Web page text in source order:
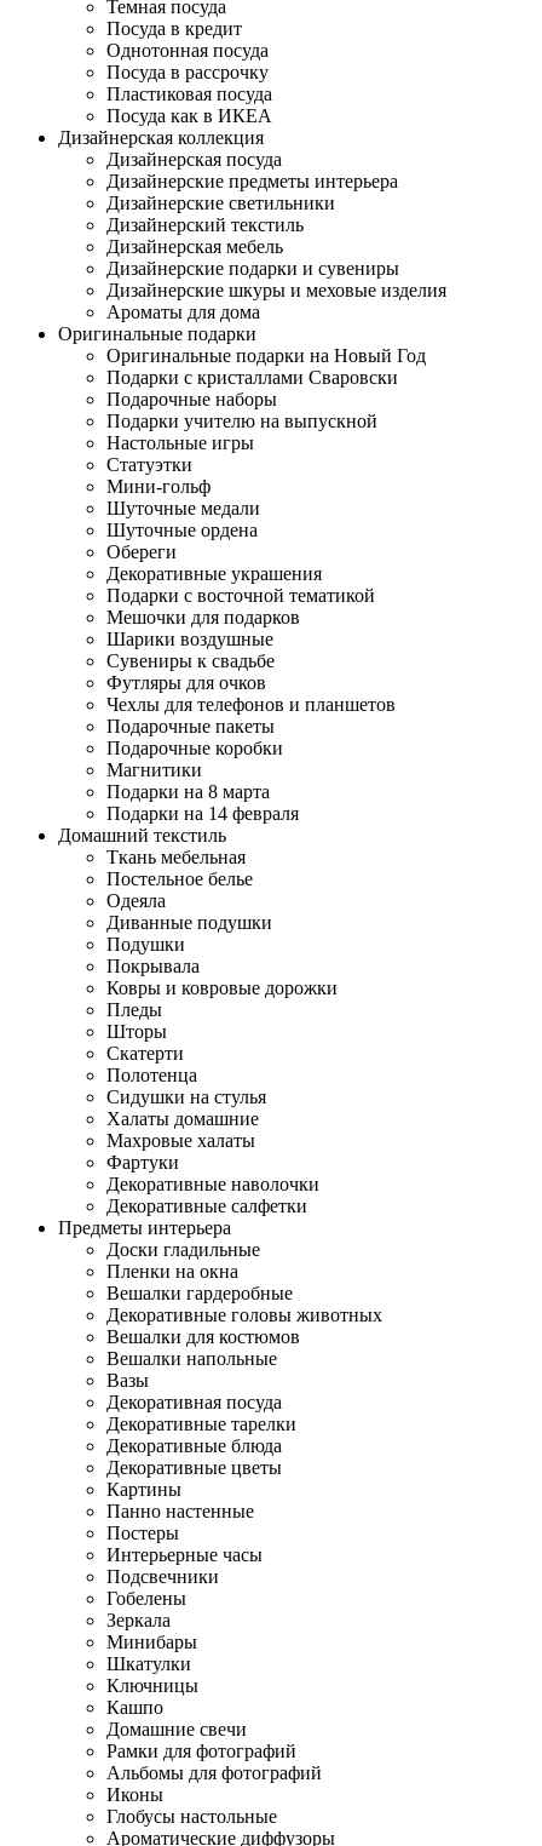
Темная посуда
Посуда в кредит
Однотонная посуда
Посуда в рассрочку
Пластиковая посуда
Посуда как в ИКЕА
Дизайнерская коллекция
Дизайнерская посуда
Дизайнерские предметы интерьера
Дизайнерские светильники
Дизайнерский текстиль
Дизайнерская мебель
Дизайнерские подарки и сувениры
Дизайнерские шкуры и меховые изделия
Ароматы для дома
Оригинальные подарки
Оригинальные подарки на Новый Год
Подарки с кристаллами Сваровски
Подарочные наборы
Подарки учителю на выпускной
Настольные игры
Статуэтки
Мини-гольф
Шуточные медали
Шуточные ордена
Обереги
Декоративные украшения
Подарки с восточной тематикой
Мешочки для подарков
Шарики воздушные
Сувениры к свадьбе
Футляры для очков
Чехлы для телефонов и планшетов
Подарочные пакеты
Подарочные коробки
Магнитики
Подарки на 8 марта
Подарки на 14 февраля
Домашний текстиль
Ткань мебельная
Постельное белье
Одеяла
Диванные подушки
Подушки
Покрывала
Ковры и ковровые дорожки
Пледы
Шторы
Скатерти
Полотенца
Сидушки на стулья
Халаты домашние
Махровые халаты
Фартуки
Декоративные наволочки
Декоративные салфетки
Предметы интерьера
Доски гладильные
Пленки на окна
Вешалки гардеробные
Декоративные головы животных
Вешалки для костюмов
Вешалки напольные
Вазы
Декоративная посуда
Декоративные тарелки
Декоративные блюда
Декоративные цветы
Картины
Панно настенные
Постеры
Интерьерные часы
Подсвечники
Гобелены
Зеркала
Минибары
Шкатулки
Ключницы
Кашпо
Домашние свечи
Рамки для фотографий
Альбомы для фотографий
Иконы
Глобусы настольные
Ароматические диффузоры